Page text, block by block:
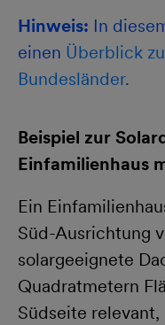
Hinweis: In
einen Überblick
Bundesländer.
Beispiel zur
Einfamilienhaus
Ein
Süd-Ausrichtung
solargeeignete
Quadratmetern
Südseite